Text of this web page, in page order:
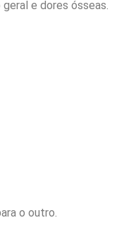
e dores ósseas.
o outro.